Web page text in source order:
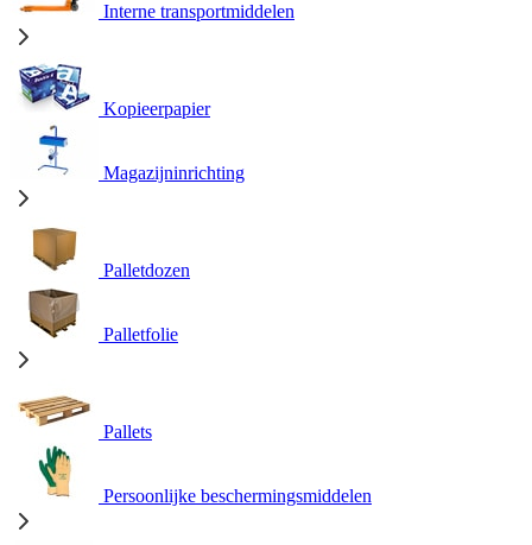
Interne transportmiddelen
Kopieerpapier
Magazijninrichting
Palletdozen
Palletfolie
Pallets
Persoonlijke beschermingsmiddelen